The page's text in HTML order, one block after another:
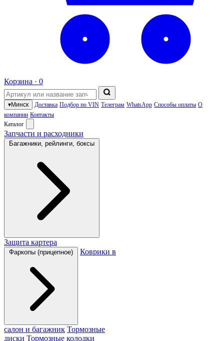
Корзина · 0
▾Минск Доставка Подбор по VIN Телеграм WhatsApp Способы оплаты О
компании Контакты
Каталог
Запчасти и расходники
Багажники, рейлинги, боксы
Защита картера
Фаркопы (прицепное) Коврики в
салон и багажник Тормозные
диски Тормозные колодки